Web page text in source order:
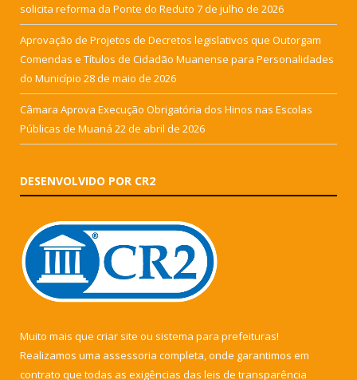
solicita reforma da Ponte do Reduto 7 de julho de 2026
Aprovação de Projetos de Decretos legislativos que Outorgam
Comendas e Títulos de Cidadão Muanense para Personalidades
do Município 28 de maio de 2026
Câmara Aprova Execução Obrigatória dos Hinos nas Escolas
Públicas de Muaná 22 de abril de 2026
DESENVOLVIDO POR CR2
Muito mais que criar site ou sistema para prefeituras!
Realizamos uma assessoria completa, onde garantimos em
contrato que todas as exigências das leis de transparência